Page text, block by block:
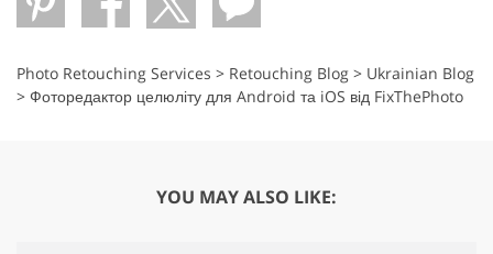
Photo Retouching Services > Retouching Blog > Ukrainian Blog
> Фоторедактор целюліту для Android та iOS від FixThePhoto
YOU MAY ALSO LIKE: